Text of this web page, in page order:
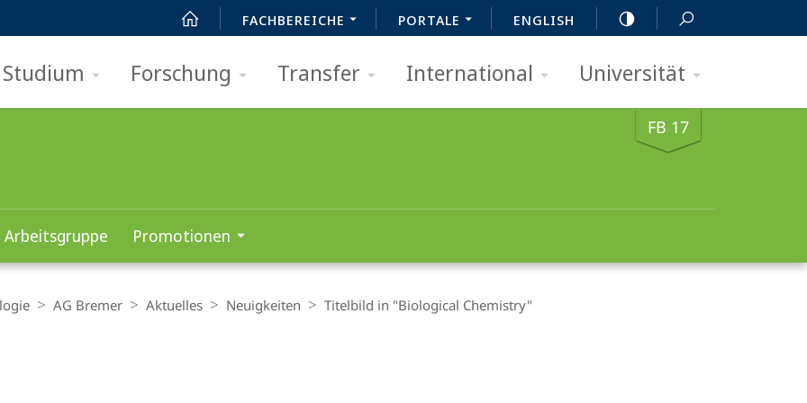
FACHBEREICHE PORTALE ENGLISH
Studium Forschung Transfer International Universität
FB 17
Arbeitsgruppe Promotionen
AG Bremer Aktuelles Neuigkeiten Titelbild in "Biological Chemistry"